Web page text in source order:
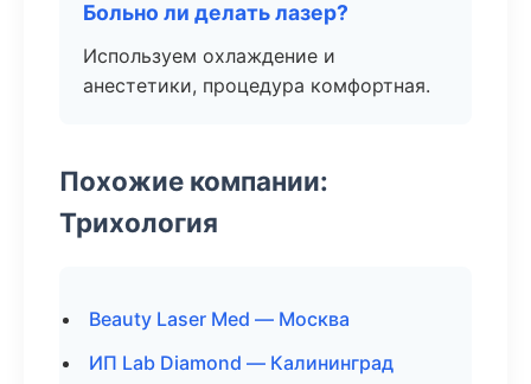
Больно ли делать лазер?
Используем охлаждение и
анестетики, процедура комфортная.
Похожие компании:
Трихология
Beauty Laser Med — Москва
ИП Lab Diamond — Калининград